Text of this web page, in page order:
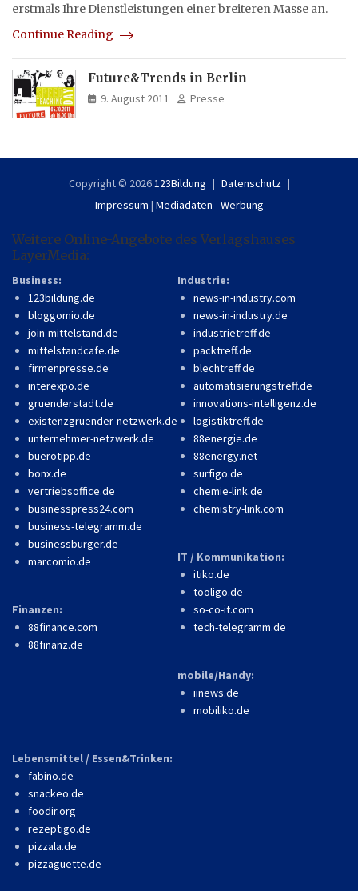
erstmals Ihre Dienstleistungen einer breiteren Masse an.
Continue Reading
Future&Trends in Berlin
9. August 2011 Presse
Copyright © 2026123Bildung
Datenschutz
Impressum | Mediadaten - Werbung
Weitere Online-Angebote des Verlagshauses
LayerMedia:
Business:
123bildung.de
bloggomio.de
join-mittelstand.de
mittelstandcafe.de
firmenpresse.de
interexpo.de
gruenderstadt.de
existenzgruender-netzwerk.de
unternehmer-netzwerk.de
buerotipp.de
bonx.de
vertriebsoffice.de
businesspress24.com
business-telegramm.de
businessburger.de
marcomio.de
Finanzen:
88finance.com
88finanz.de
Industrie:
news-in-industry.com
news-in-industry.de
industrietreff.de
packtreff.de
blechtreff.de
automatisierungstreff.de
innovations-intelligenz.de
logistiktreff.de
88energie.de
88energy.net
surfigo.de
chemie-link.de
chemistry-link.com
IT / Kommunikation:
itiko.de
tooligo.de
so-co-it.com
tech-telegramm.de
mobile/Handy:
iinews.de
mobiliko.de
Lebensmittel / Essen&Trinken:
fabino.de
snackeo.de
foodir.org
rezeptigo.de
pizzala.de
pizzaguette.de